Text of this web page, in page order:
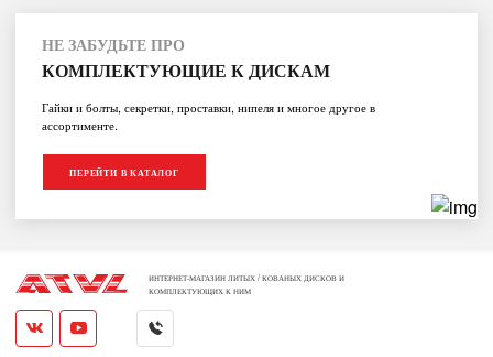
НЕ ЗАБУДЬТЕ ПРО
КОМПЛЕКТУЮЩИЕ К ДИСКАМ
Гайки и болты, секретки, проставки, нипеля и многое другое в
ассортименте.
ПЕРЕЙТИ В КАТАЛОГ
ИНТЕРНЕТ-МАГАЗИН ЛИТЫХ / КОВАНЫХ ДИСКОВ И
КОМПЛЕКТУЮЩИХ К НИМ